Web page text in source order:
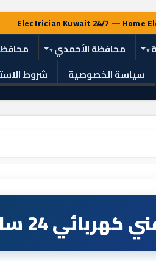
محافظة الأحمدي
سياسة الخصوصية شروط